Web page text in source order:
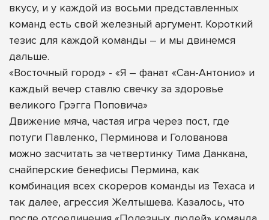
вкусу, и у каждой из восьми представленных
команд есть свой железный аргумент. Короткий
тезис для каждой команды – и мы двинемся
дальше.
«Восточный город» - «Я – фанат «Сан-Антонио» и
каждый вечер ставлю свечку за здоровье
великого Грэгга Поповича»
Движение мяча, частая игра через пост, где
потуги Павленко, Перминова и Голованова
можно засчитать за четвертинку Тима Данкана,
снайперские бенефисы Пермина, как
комбинация всех скореров команды из Техаса и
так далее, агрессия Желтышева. Казалось, что